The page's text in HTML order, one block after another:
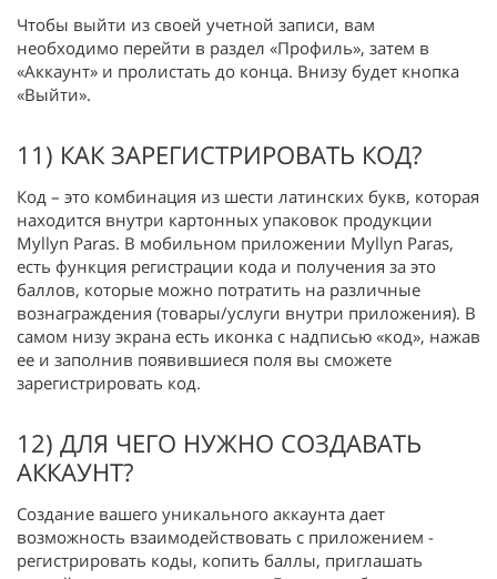
Чтобы выйти из своей учетной записи, вам
необходимо перейти в раздел «Профиль», затем в
«Аккаунт» и пролистать до конца. Внизу будет кнопка
«Выйти».
11) КАК ЗАРЕГИСТРИРОВАТЬ КОД?
Код – это комбинация из шести латинских букв, которая
находится внутри картонных упаковок продукции
Myllyn Paras. В мобильном приложении Myllyn Paras,
есть функция регистрации кода и получения за это
баллов, которые можно потратить на различные
вознаграждения (товары/услуги внутри приложения). В
самом низу экрана есть иконка с надписью «код», нажав
ее и заполнив появившиеся поля вы сможете
зарегистрировать код.
12) ДЛЯ ЧЕГО НУЖНО СОЗДАВАТЬ
АККАУНТ?
Создание вашего уникального аккаунта дает
возможность взаимодействовать с приложением -
регистрировать коды, копить баллы, приглашать